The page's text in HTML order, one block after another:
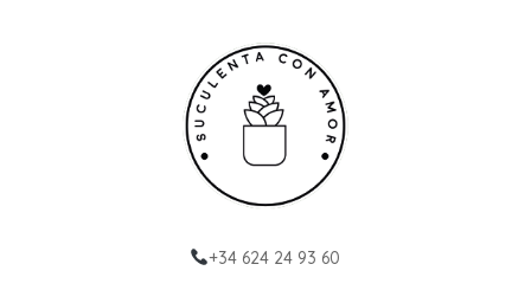
+34 624 24 93 60